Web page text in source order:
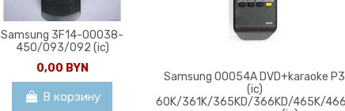
Samsung 3F14-00038-
450/093/092 (ic)
0,00 BYN
В корзину
Samsung 00054A DVD+karaoke P3
(ic)
60K/361K/365KD/366KD/465K/